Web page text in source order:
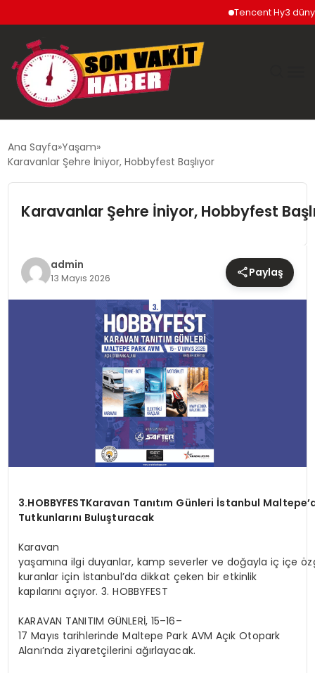
Tencent Hy3 dünya
DÜNYA
SPOR
Ana Sayfa Yaşam
Karavanlar Şehre İniyor, Hobbyfest Başlıyor
Karavanlar Şehre İniyor, Hobbyfest
admin
13 Mayıs 2026 Paylaş
3.HOBBYFESTKaravan Tanıtım Günleri İstanbul
Tutkunlarını Buluşturacak
Karavan
yaşamına ilgi duyanlar, kamp severler ve doğayla iç içe
kuranlar için İstanbul’da dikkat çeken bir etkinlik
kapılarını açıyor. 3. HOBBYFEST
KARAVAN TANITIM GÜNLERİ, 15–16–
17 Mayıs tarihlerinde Maltepe Park AVM Açık Otopark
Alanı’nda ziyaretçilerini ağırlayacak.